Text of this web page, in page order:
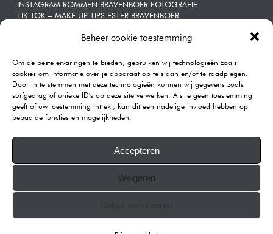
Beheer cookie toestemming
Om de beste ervaringen te bieden, gebruiken wij technologieën zoals
cookies om informatie over je apparaat op te slaan en/of te raadplegen.
Door in te stemmen met deze technologieën kunnen wij gegevens zoals
surfgedrag of unieke ID's op deze site verwerken. Als je geen toestemming
geeft of uw toestemming intrekt, kan dit een nadelige invloed hebben op
bepaalde functies en mogelijkheden.
Accepteren
Weigeren
INSTAGRAM ROMMEN BRAVENBOER FOTOGRAFIE
TIK TOK – MAKE UP TIPS ESTER BRAVENBOER
ZAKELIJKE | PORTRETTEN
CONTACT
Rommen | Bravenboer Fotografie
Katendrechtse Lagedijk 443A
3082GB Rotterdam
Our Reviews on Google